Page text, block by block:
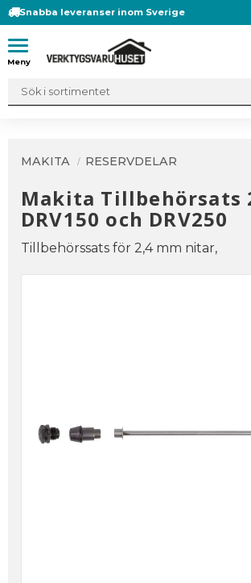
Meny
Snabba leveranser inom Sverige
MAKITA RESERVDELAR
Makita Tillbehörsats
DRV150 och DRV250
Tillbehörssats för 2,4 mm nitar,